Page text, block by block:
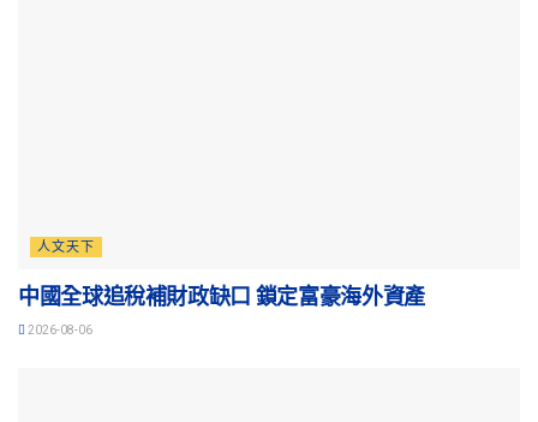
人文天下
中國全球追稅補財政缺口 鎖定富豪海外資產
2026-08-06